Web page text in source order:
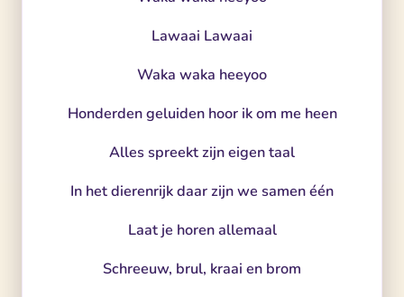
Lawaai Lawaai
Waka waka heeyoo
Honderden geluiden hoor ik om me heen
Alles spreekt zijn eigen taal
In het dierenrijk daar zijn we samen één
Laat je horen allemaal
Schreeuw, brul, kraai en brom